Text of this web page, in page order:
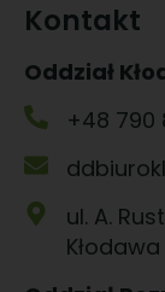
Kontakt
Oddział
+48 790
ul. A.
Kłodawa